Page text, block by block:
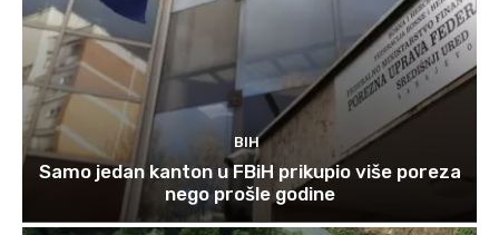
BIH
Samo jedan kanton u FBiH prikupio više poreza
nego prošle godine